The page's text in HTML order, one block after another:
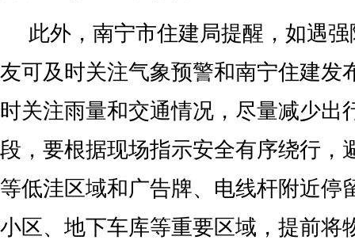
此外，南宁市住建局提醒，如遇
友可及时关注气象预警和南宁住建发
时关注雨量和交通情况，尽量减少出
段，要根据现场指示安全有序绕行，
等低洼区域和广告牌、电线杆附近停
小区、地下车库等重要区域，提前将